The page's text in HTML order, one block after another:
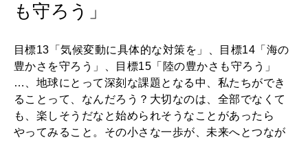
も守ろう」
目標13「気候変動に具体的な対策を」、目標14「海の
豊かさを守ろう」、目標15「陸の豊かさも守ろう」
…、地球にとって深刻な課題となる中、私たちができ
ることって、なんだろう？大切なのは、全部でなくて
も、楽しそうだなと始められそうなことがあったら
やってみること。その小さな一歩が、未来へとつなが